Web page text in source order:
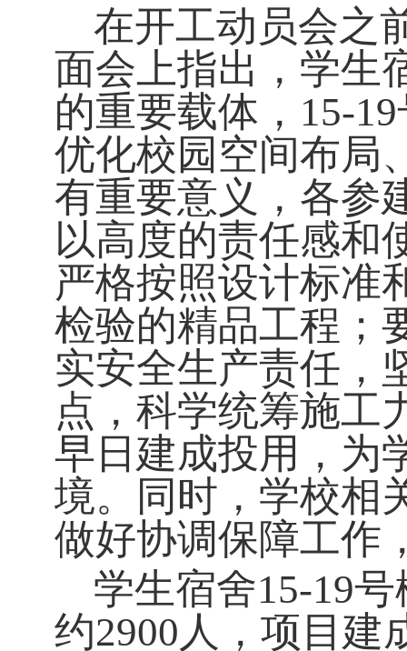
在开工动员会之
面会上指出，学生
的重要载体， 15-
优化校园空间布局
有重要意义 ， 各参
以高度的责任感和
严格按照设计标准
检验的精品工程；
实安全生产责任，
点，科学统筹施工
早日建成投用，为
境。同时，学校相
做好协调保障工作
学生宿舍15-19
约2900人，项目建